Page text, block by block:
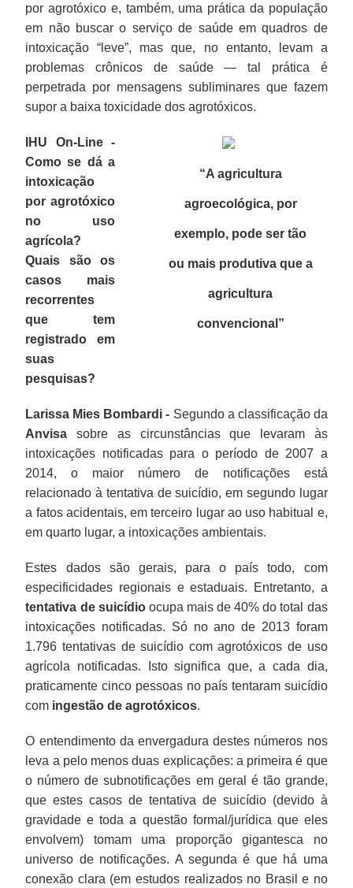
por agrotóxico e, também, uma prática da população
em não buscar o serviço de saúde em quadros de
intoxicação “leve”, mas que, no entanto, levam a
problemas crônicos de saúde — tal prática é
perpetrada por mensagens subliminares que fazem
supor a baixa toxicidade dos agrotóxicos.
“A agricultura
agroecológica, por
exemplo, pode ser tão
ou mais produtiva que a
agricultura
convencional”
IHU On-Line -
Como se dá a
intoxicação
por agrotóxico
no uso
agrícola?
Quais são os
casos mais
recorrentes
que tem
registrado em
suas
pesquisas?
Larissa Mies Bombardi - Segundo a classificação da
Anvisa sobre as circunstâncias que levaram às
intoxicações notificadas para o período de 2007 a
2014, o maior número de notificações está
relacionado à tentativa de suicídio, em segundo lugar
a fatos acidentais, em terceiro lugar ao uso habitual e,
em quarto lugar, a intoxicações ambientais.
Estes dados são gerais, para o país todo, com
especificidades regionais e estaduais. Entretanto, a
tentativa de suicídioocupa mais de 40% do total das
intoxicações notificadas. Só no ano de 2013 foram
1.796 tentativas de suicídio com agrotóxicos de uso
agrícola notificadas. Isto significa que, a cada dia,
praticamente cinco pessoas no país tentaram suicídio
com ingestão de agrotóxicos.
O entendimento da envergadura destes números nos
leva a pelo menos duas explicações: a primeira é que
o número de subnotificações em geral é tão grande,
que estes casos de tentativa de suicídio (devido à
gravidade e toda a questão formal/jurídica que eles
envolvem) tomam uma proporção gigantesca no
universo de notificações. A segunda é que há uma
conexão clara (em estudos realizados no Brasil e no